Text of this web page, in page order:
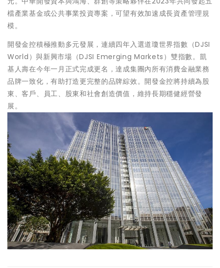
檔產業基金或公共事業投資專案，可望有效加速成長資產管理規
模。
開發金控積極推動多元發展，連續四年入選道瓊世界指數（DJSI
World）與新興市場（DJSI Emerging Markets）雙指數。凱
基人壽在今年一月正式完成更名，達成集團內所有消費金融業務
品牌一致化，有助打造更完整的品牌綜效。開發金控將持續為股
東、客戶、員工、股東和社會創造價值，維持長期穩健經營發
展。